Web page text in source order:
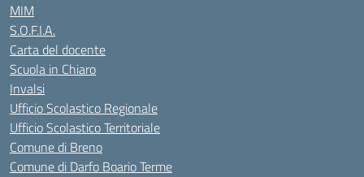
MIM
S.O.F.I.A.
Carta del docente
Scuola in Chiaro
Invalsi
Ufficio Scolastico Regionale
Ufficio Scolastico Territoriale
Comune di Breno
Comune di Darfo Boario Terme